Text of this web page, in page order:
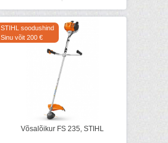
STIHL soodushind
Sinu võit 200 €
Võsalõikur FS 235, STIHL